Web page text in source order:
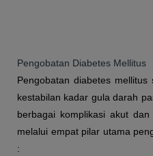
Pengobatan Diabetes Mellitus
Pengobatan diabetes
kestabilan kadar gula darah
berbagai komplikasi akut
melalui empat pilar utama
: